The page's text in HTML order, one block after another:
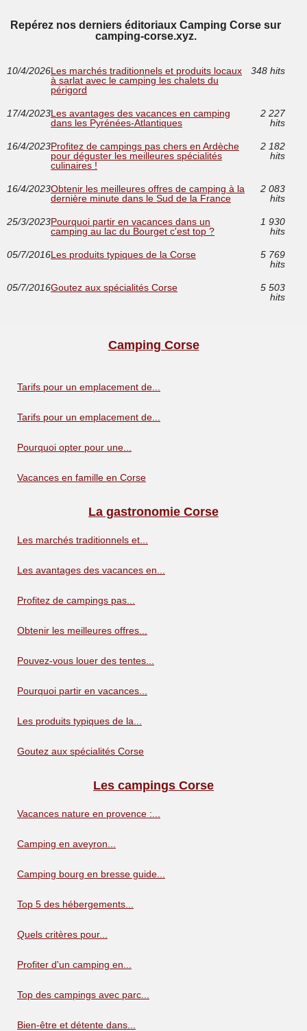
Repérez nos derniers éditoriaux Camping Corse sur
camping-corse.xyz.
10/4/2026Les marchés traditionnels et produits locaux
à sarlat avec le camping les chalets du
périgord
348 hits
17/4/2023Les avantages des vacances en camping
dans les Pyrénées-Atlantiques
2 227
hits
16/4/2023Profitez de campings pas chers en Ardèche
pour déguster les meilleures spécialités
culinaires !
2 182
hits
16/4/2023Obtenir les meilleures offres de camping à la
dernière minute dans le Sud de la France
2 083
hits
25/3/2023Pourquoi partir en vacances dans un
camping au lac du Bourget c'est top ?
1 930
hits
05/7/2016Les produits typiques de la Corse
5 769
hits
05/7/2016Goutez aux spécialités Corse
5 503
hits
Camping Corse
Tarifs pour un emplacement de...
Tarifs pour un emplacement de...
Pourquoi opter pour une...
Vacances en famille en Corse
La gastronomie Corse
Les marchés traditionnels et...
Les avantages des vacances en...
Profitez de campings pas...
Obtenir les meilleures offres...
Pouvez-vous louer des tentes...
Pourquoi partir en vacances...
Les produits typiques de la...
Goutez aux spécialités Corse
Les campings Corse
Vacances nature en provence :...
Camping en aveyron...
Camping bourg en bresse guide...
Top 5 des hébergements...
Quels critères pour...
Profiter d'un camping en...
Top des campings avec parc...
Bien-être et détente dans...